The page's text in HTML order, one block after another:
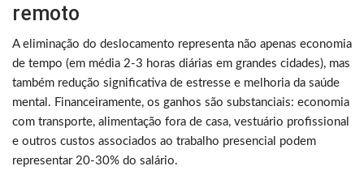
remoto
A eliminação do deslocamento representa não apenas economia
de tempo (em média 2-3 horas diárias em grandes cidades), mas
também redução significativa de estresse e melhoria da saúde
mental. Financeiramente, os ganhos são substanciais: economia
com transporte, alimentação fora de casa, vestuário profissional
e outros custos associados ao trabalho presencial podem
representar 20-30% do salário.